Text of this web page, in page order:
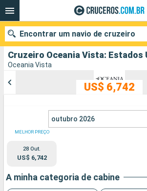
Oceania Vista
US$ 6,742
outubro 2026
MELHOR PREÇO
28 Out.
US$ 6,742
A minha categoria de cabine
Encontrar um navio de cruzeiro
Data de partida
Cidades